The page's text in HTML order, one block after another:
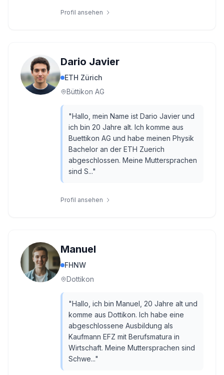
Profil ansehen
Dario Javier
ETH Zürich
Büttikon AG
"Hallo, mein Name ist Dario Javier und
ich bin 20 Jahre alt. Ich komme aus
Buettikon AG und habe meinen Physik
Bachelor an der ETH Zuerich
abgeschlossen. Meine Muttersprachen
sind S..."
Profil ansehen
Manuel
FHNW
Dottikon
"Hallo, ich bin Manuel, 20 Jahre alt und
komme aus Dottikon. Ich habe eine
abgeschlossene Ausbildung als
Kaufmann EFZ mit Berufsmatura in
Wirtschaft. Meine Muttersprachen sind
Schwe..."